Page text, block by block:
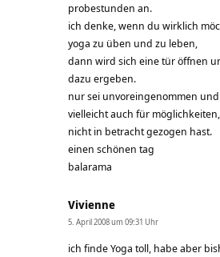
probestunden an.
ich denke, wenn du wirklich
yoga zu üben und zu leben,
dann wird sich eine tür öffnen
dazu ergeben.
nur sei unvoreingenommen
vielleicht auch für
nicht in betracht gezogen hast.
einen schönen tag
balarama
Vivienne
5. April 2008 um 09:31 Uhr
ich finde Yoga toll, habe aber